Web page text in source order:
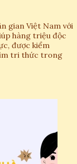
gian Việt Nam với
hàng triệu độc
được kiểm
tri thức trong